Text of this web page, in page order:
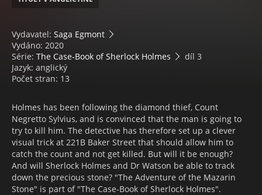
Vydavatel: Saga Egmont
Vydáno: 2020
Série: The Case-Book of Sherlock Holmes
díl 3
Jazyk: anglický
Počet stran: 13
Holmes has been following the diamond thief, Count
Negretto Sylvius, and is convinced that the man is going to
try to kill him. The detective has therefore set up a clever
visual trick at 221B Baker Street that should allow him to
catch the count and not get killed. But will it be enough?
And will Sherlock Holmes and Dr Watson be able to track
down the precious stone? "The Adventure of the Mazarin
Stone" is part of "The Case-Book of Sherlock Holmes".